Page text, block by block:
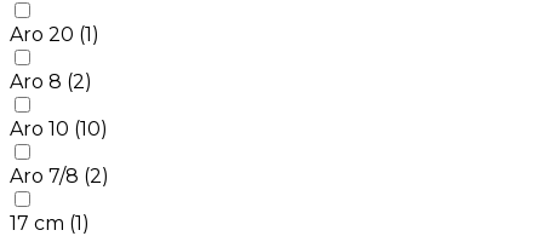
Aro 20 (1)
Aro 8 (2)
Aro 10 (10)
Aro 7/8 (2)
17 cm (1)